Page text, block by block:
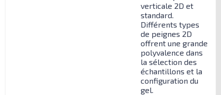
verticale 2D et
standard.
Différents types
de peignes 2D
offrent une grande
polyvalence dans
la sélection des
échantillons et la
configuration du
gel.